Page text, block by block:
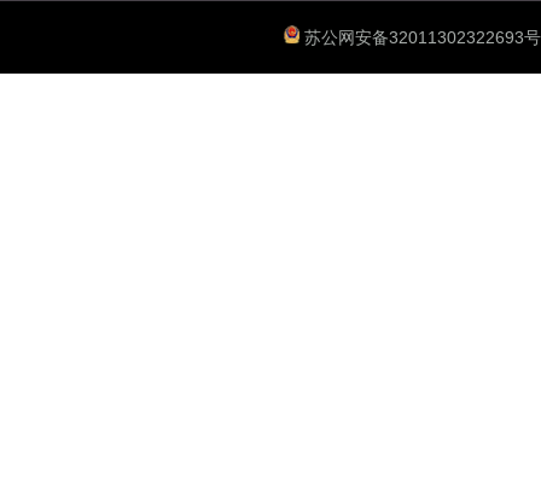
苏公网安备32011302322693号